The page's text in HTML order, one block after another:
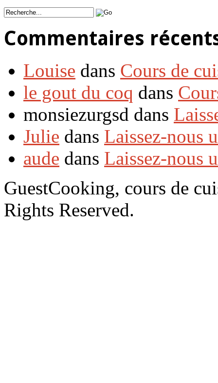
Commentaires
Louise dans Cours de
le gout du coq dans
monsiezurgsd dans
Julie dans Laissez-nous
aude dans Laissez-nous
GuestCooking, cours de
Rights Reserved.